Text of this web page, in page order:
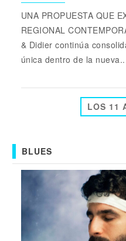
UNA PROPUESTA QUE
REGIONAL
& Didier continúa
única dentro de la
LOS 11
BLUES